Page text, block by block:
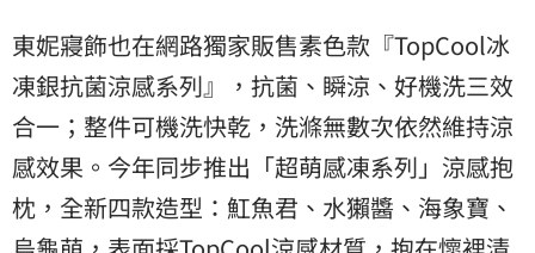
東妮寢飾也在網路獨家販售素色款『TopCool冰
凍銀抗菌涼感系列』，抗菌、瞬涼、好機洗三效
合一；整件可機洗快乾，洗滌無數次依然維持涼
感效果。今年同步推出「超萌感凍系列」涼感抱
枕，全新四款造型：魟魚君、水獺醬、海象寶、